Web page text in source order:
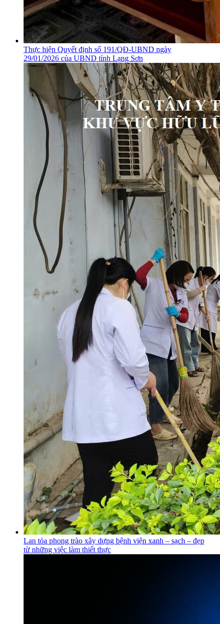
Thực hiện Quyết định số 191/QĐ-UBND ngày
29/01/2026 của UBND tỉnh Lạng Sơn
Lan tỏa phong trào xây dựng bệnh viện xanh – sạch – đẹp
từ những việc làm thiết thực